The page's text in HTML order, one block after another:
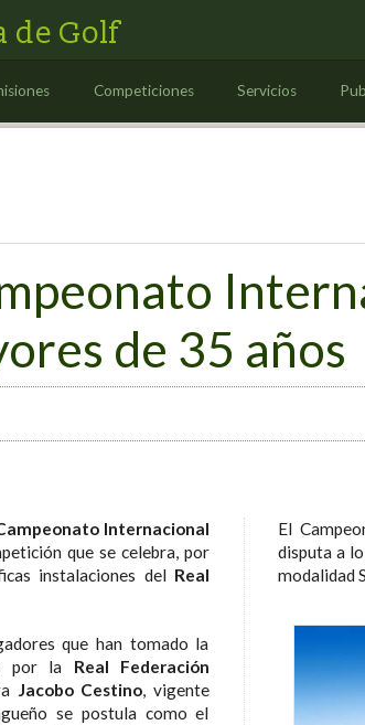
de Golf
Competiciones Servicios
de 35 años
Internacional
que se celebra, por
instalaciones delReal
que han tomado la
por la Real Federación
Jacobo Cestino, vigente
se postula como el
El
disputa a
modalidad